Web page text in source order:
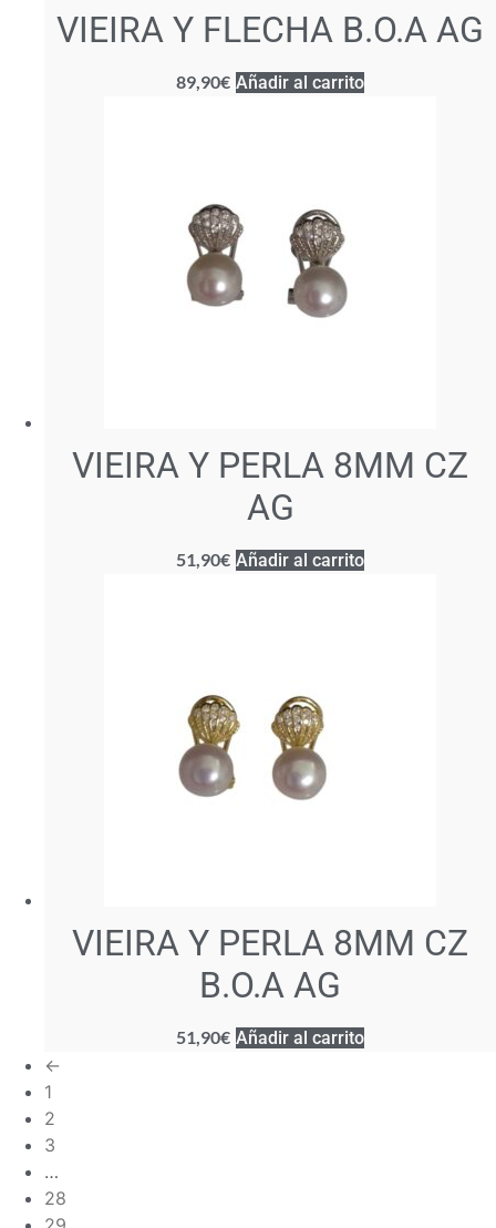
VIEIRA Y FLECHA B.O.A AG
89,90€ Añadir al carrito
VIEIRA Y PERLA 8MM CZ
AG
51,90€ Añadir al carrito
VIEIRA Y PERLA 8MM CZ
B.O.A AG
51,90€ Añadir al carrito
←
1
2
3
…
28